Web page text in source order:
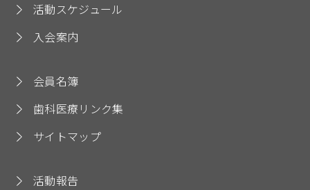
活動スケジュール
入会案内
会員名簿
歯科医療リンク集
サイトマップ
活動報告